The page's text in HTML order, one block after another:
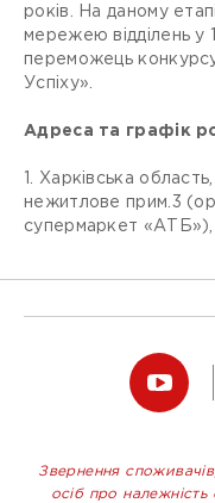
років. На даному
мережею відділень у
переможець
Успіху».
Адреса та графік
1. Харківська
нежитлове прим.3
супермаркет
Звернення
осіб про